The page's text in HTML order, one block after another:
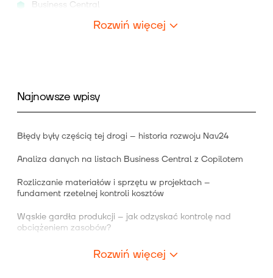
Business Central
Rozwiń więcej
Najnowsze wpisy
Błędy były częścią tej drogi – historia rozwoju Nav24
Analiza danych na listach Business Central z Copilotem
Rozliczanie materiałów i sprzętu w projektach –
fundament rzetelnej kontroli kosztów
Wąskie gardła produkcji – jak odzyskać kontrolę nad
obciążeniem zasobów?
Rozwiń więcej